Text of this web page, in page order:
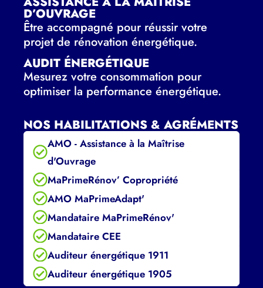
D’OUVRAGE
Être accompagné pour réussir votre
projet de rénovation énergétique.
AUDIT ÉNERGÉTIQUE
Mesurez votre consommation pour
optimiser la performance énergétique.
NOS HABILITATIONS & AGRÉMENTS
AMO - Assistance à la Maîtrise
d'Ouvrage
MaPrimeRénov’ Copropriété
AMO MaPrimeAdapt'
Mandataire MaPrimeRénov'
Mandataire CEE
Auditeur énergétique 1911
Auditeur énergétique 1905